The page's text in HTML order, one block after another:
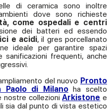
di ceramica sono inoltre
dove sono richieste
come ospedali e centri
dei batteri ed essendo
e acidi, il gres porcellanato
ideale per garantire spazi
frequenti, anche
del nuovo Pronto
Paolo di Milanoha scelto
nostre collezioniArkistone e
sia dal punto di vista estetico